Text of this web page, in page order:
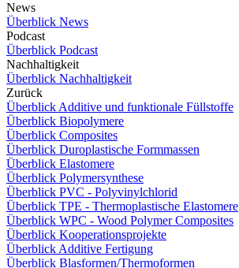
News
Überblick News
Podcast
Überblick Podcast
Nachhaltigkeit
Überblick Nachhaltigkeit
Zurück
Überblick Additive und funktionale Füllstoffe
Überblick Biopolymere
Überblick Composites
Überblick Duroplastische Formmassen
Überblick Elastomere
Überblick Polymersynthese
Überblick PVC - Polyvinylchlorid
Überblick TPE - Thermoplastische Elastomere
Überblick WPC - Wood Polymer Composites
Überblick Kooperationsprojekte
Überblick Additive Fertigung
Überblick Blasformen/Thermoformen